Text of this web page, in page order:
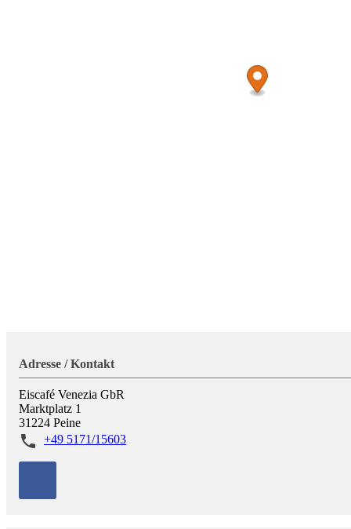
Adresse / Kontakt
Eiscafé Venezia GbR
Marktplatz 1
31224 Peine
+49 5171/15603